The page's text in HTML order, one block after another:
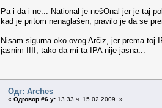
Pa i da i ne... National je nešOnal jer je taj
kad je pritom nenaglašen, pravilo je da se
Nisam sigurna oko ovog Arčiz, jer prema toj
jasnim IIII, tako da mi ta IPA nije jasna...
Одг: Arches
« Одговор #6 у: 13.33 ч. 15.02.2009. »